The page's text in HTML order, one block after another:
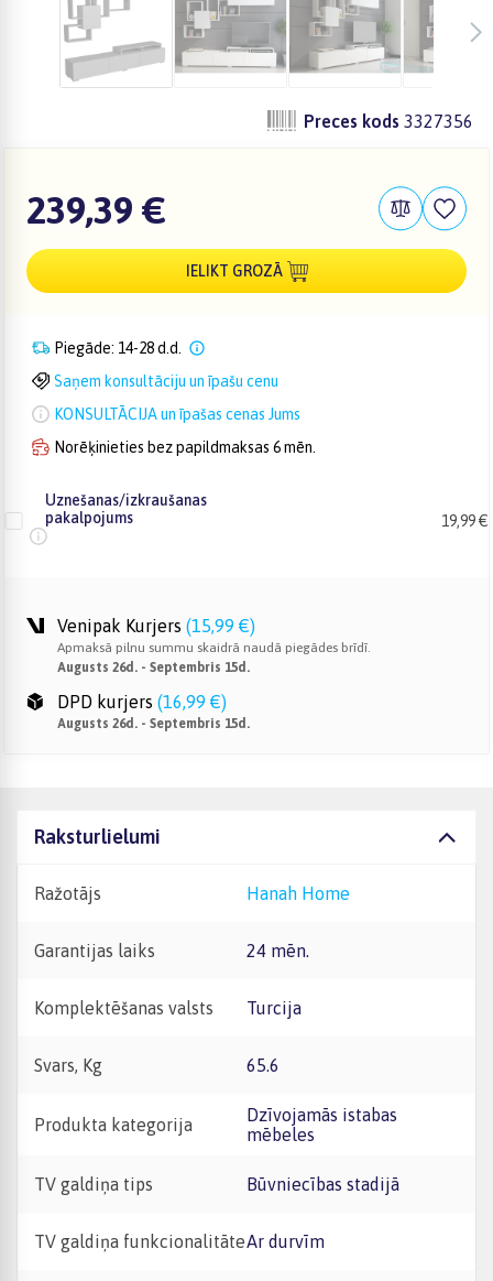
Preces kods 3327356
239,39 €
IELIKT GROZĀ
Piegāde: 14-28 d.d.
Saņem konsultāciju un īpašu cenu
KONSULTĀCIJA un īpašas cenas Jums
Norēķinieties bez papildmaksas 6 mēn.
Uznešanas/izkraušanas
pakalpojums
19,99 €
Venipak Kurjers (15,99 €)
Apmaksā pilnu summu skaidrā naudā piegādes brīdī.
Augusts 26d. - Septembris 15d.
DPD kurjers (16,99 €)
Augusts 26d. - Septembris 15d.
Raksturlielumi
Ražotājs Hanah Home
Garantijas laiks 24 mēn.
Komplektēšanas valsts Turcija
Svars, Kg 65.6
Produkta kategorija
Dzīvojamās istabas
mēbeles
TV galdiņa tips Būvniecības stadijā
TV galdiņa funkcionalitāte Ar durvīm